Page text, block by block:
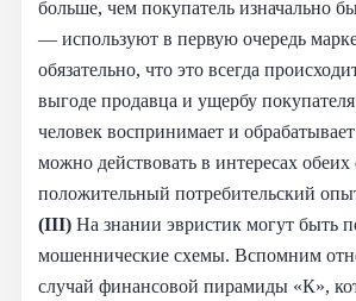
больше, чем покупатель изначально
— используют в первую очередь
обязательно, что это всегда
выгоде продавца и ущербу
человек воспринимает и
можно действовать в интересах обеих
положительный потребительский
(III) На знании эвристик могут быть
мошеннические схемы. Вспомним
случай финансовой пирамиды «К»,